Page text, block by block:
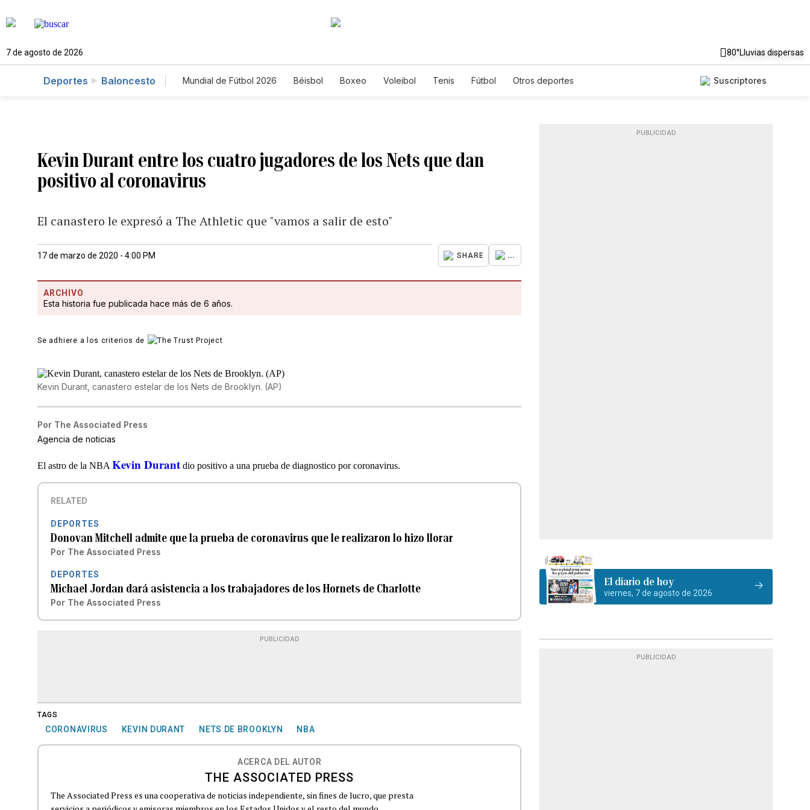
7 de agosto de 2026 80°Lluvias dispersas
Deportes Baloncesto Mundial de Fútbol 2026 Béisbol Boxeo Voleibol Tenis Fútbol Otros deportes Suscriptores
Kevin Durant entre los cuatro jugadores de los Nets que dan
positivo al coronavirus
El canastero le expresó a The Athletic que "vamos a salir de esto"
17 de marzo de 2020 - 4:00 PM SHARE ...
ARCHIVO
Esta historia fue publicada hace más de 6 años.
Se adhiere a los criterios de
Kevin Durant, canastero estelar de los Nets de Brooklyn. (AP)
Por The Associated Press
Agencia de noticias
El astro de la NBA Kevin Durant dio positivo a una prueba de diagnostico por coronavirus.
RELATED
DEPORTES
Donovan Mitchell admite que la prueba de coronavirus que le realizaron lo hizo llorar
Por The Associated Press
DEPORTES
Michael Jordan dará asistencia a los trabajadores de los Hornets de Charlotte
Por The Associated Press
PUBLICIDAD
TAGS
CORONAVIRUS KEVIN DURANT NETS DE BROOKLYN NBA
ACERCA DEL AUTOR
THE ASSOCIATED PRESS
The Associated Press es una cooperativa de noticias independiente, sin fines de lucro, que presta
PUBLICIDAD
El diario de hoy
viernes, 7 de agosto de 2026
PUBLICIDAD